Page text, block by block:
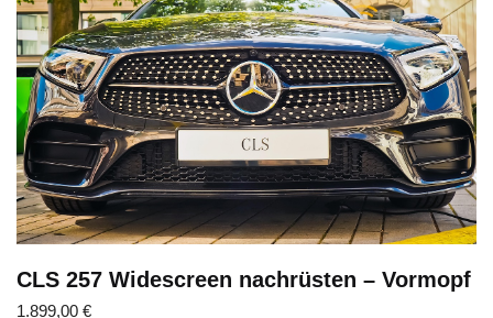
CLS 257 Widescreen nachrüsten – Vormopf
1.899,00 €
Abschicken